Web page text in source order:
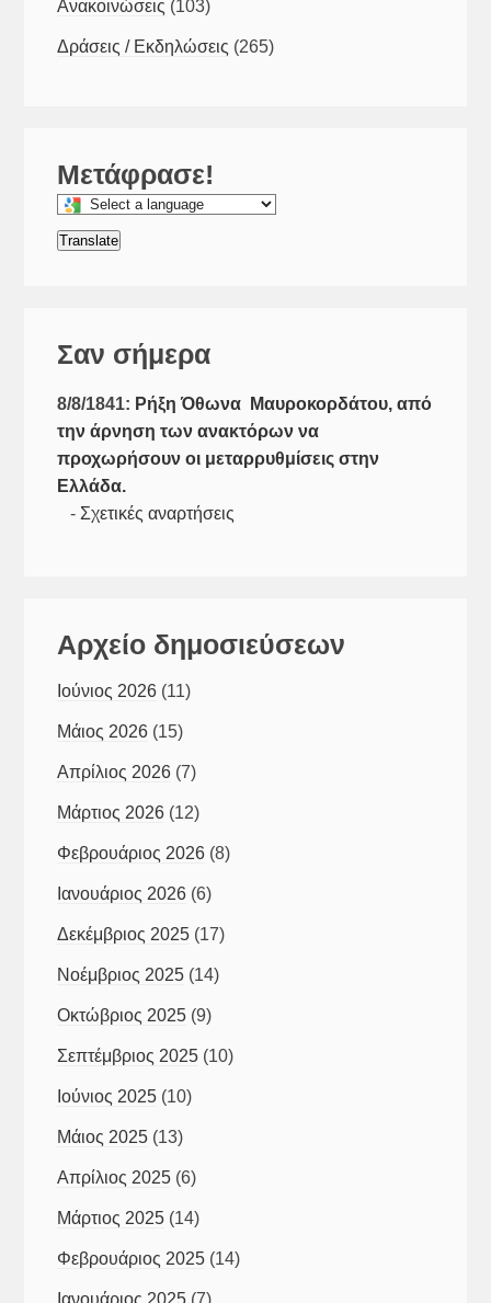
Ανακοινώσεις (103)
Δράσεις / Εκδηλώσεις (265)
Μετάφρασε!
Select
a
this
Translate
Σαν σήμερα
8/8/1841: Ρήξη Όθωνα  Μαυροκορδάτου, από
την άρνηση των ανακτόρων να
προχωρήσουν οι μεταρρυθμίσεις στην
Ελλάδα.
- Σχετικές αναρτήσεις
Αρχείο δημοσιεύσεων
Ιούνιος 2026 (11)
Μάιος 2026 (15)
Απρίλιος 2026 (7)
Μάρτιος 2026 (12)
Φεβρουάριος 2026 (8)
Ιανουάριος 2026 (6)
Δεκέμβριος 2025 (17)
Νοέμβριος 2025 (14)
Οκτώβριος 2025 (9)
Σεπτέμβριος 2025 (10)
Ιούνιος 2025 (10)
Μάιος 2025 (13)
Απρίλιος 2025 (6)
Μάρτιος 2025 (14)
Φεβρουάριος 2025 (14)
Ιανουάριος 2025 (7)